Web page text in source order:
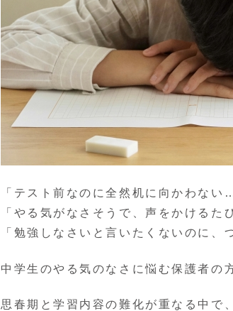
「テスト前なのに全然机に向かわない
「やる気がなさそうで、声をかけるた
「勉強しなさいと言いたくないのに、
中学生のやる気のなさに悩む保護者の
思春期と学習内容の難化が重なる中で